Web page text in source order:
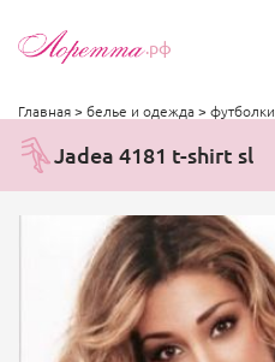
.рф
Главная> белье и одежда> футболки
Jadea 4181 t-shirt sl